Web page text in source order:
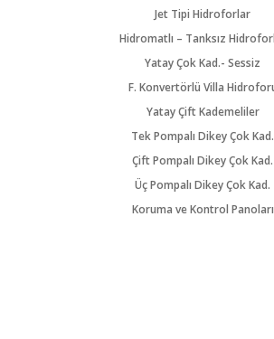
Jet Tipi Hidroforlar
Hidromatlı – Tanksız
Yatay Çok Kad.- Sessiz
F. Konvertörlü Villa
Yatay Çift Kademeliler
Tek Pompalı Dikey Çok Kad.
Çift Pompalı Dikey Çok Kad.
Üç Pompalı Dikey Çok Kad.
Koruma ve Kontrol Panoları